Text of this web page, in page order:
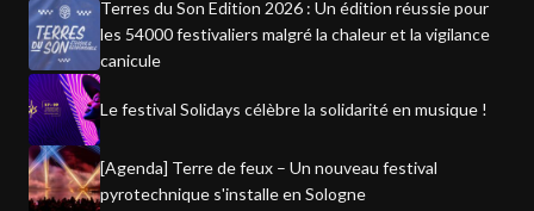
Terres du Son Edition 2026 : Un édition réussie pour
les 54000 festivaliers malgré la chaleur et la vigilance
canicule
Le festival Solidays célèbre la solidarité en musique !
[Agenda] Terre de feux – Un nouveau festival
pyrotechnique s'installe en Sologne